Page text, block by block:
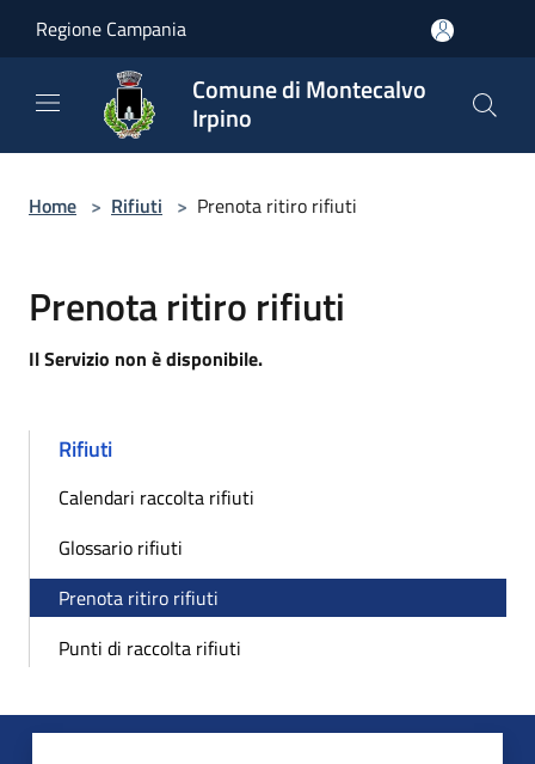
Regione Campania
Comune di Montecalvo
Irpino
Home > Rifiuti > Prenota ritiro rifiuti
Prenota ritiro rifiuti
Il Servizio non è disponibile.
Rifiuti
Calendari raccolta rifiuti
Glossario rifiuti
Prenota ritiro rifiuti
Punti di raccolta rifiuti